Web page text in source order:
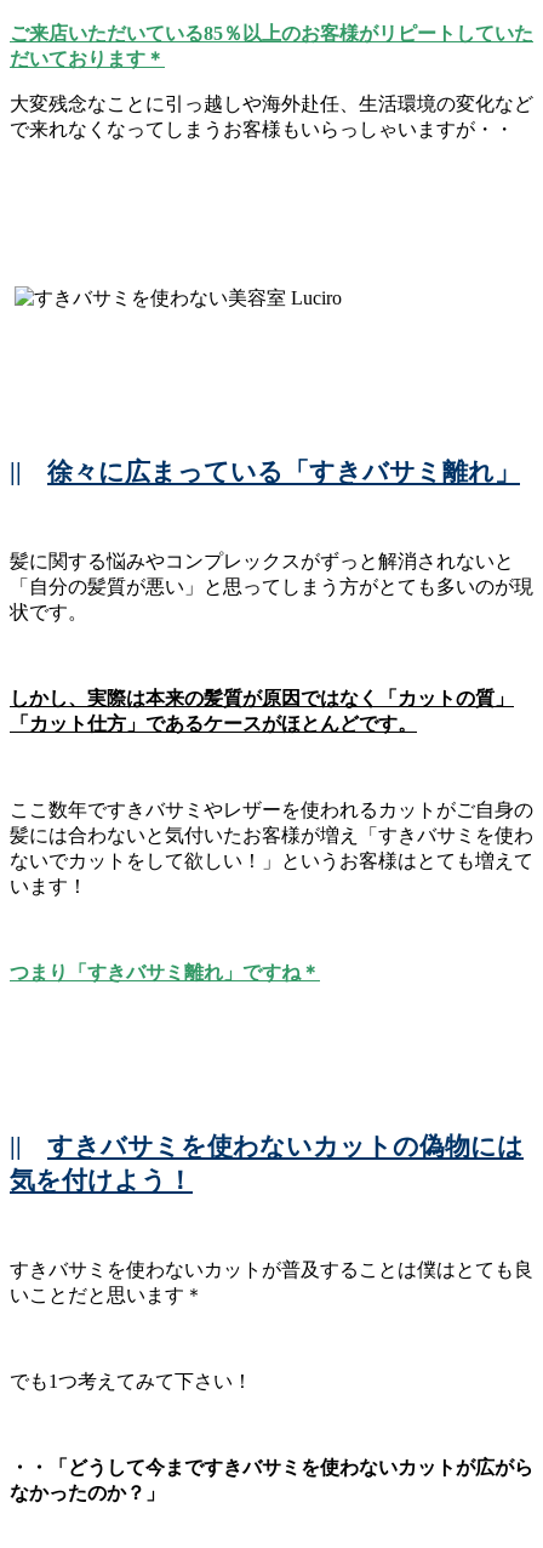
ご来店いただいている85％以上のお客様がリピートしていた
だいております＊
大変残念なことに引っ越しや海外赴任、生活環境の変化など
で来れなくなってしまうお客様もいらっしゃいますが・・
|| 徐々に広まっている「すきバサミ離れ」
髪に関する悩みやコンプレックスがずっと解消されないと
「自分の髪質が悪い」と思ってしまう方がとても多いのが現
状です。
しかし、実際は本来の髪質が原因ではなく「カットの質」
「カット仕方」であるケースがほとんどです。
ここ数年ですきバサミやレザーを使われるカットがご自身の
髪には合わないと気付いたお客様が増え「すきバサミを使わ
ないでカットをして欲しい！」というお客様はとても増えて
います！
つまり「すきバサミ離れ」ですね＊
|| すきバサミを使わないカットの偽物には
気を付けよう！
すきバサミを使わないカットが普及することは僕はとても良
いことだと思います＊
でも1つ考えてみて下さい！
・・「どうして今まですきバサミを使わないカットが広がら
なかったのか？」